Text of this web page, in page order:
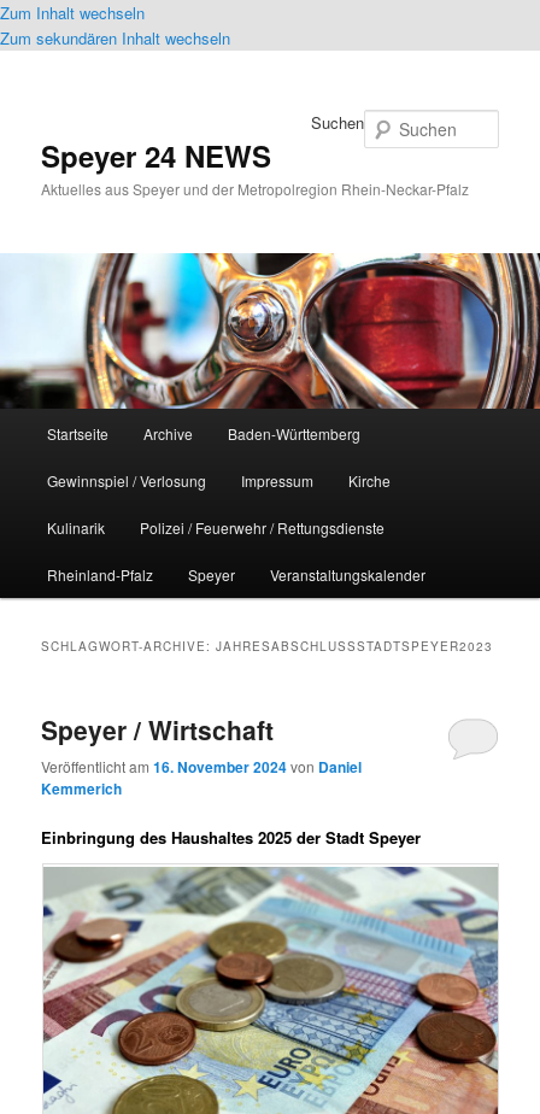
Zum Inhalt wechseln
Zum sekundären Inhalt wechseln
Speyer 24 NEWS
Aktuelles aus Speyer und der Metropolregion Rhein-Neckar-Pfalz
Suchen
Startseite Archive Baden-Württemberg
Gewinnspiel / Verlosung Impressum Kirche
Kulinarik Polizei / Feuerwehr / Rettungsdienste
Rheinland-Pfalz Speyer Veranstaltungskalender
SCHLAGWORT-ARCHIVE:JAHRESABSCHLUSSSTADTSPEYER2023
Speyer / Wirtschaft
Veröffentlicht am16. November 2024von Daniel
Kemmerich
Einbringung des Haushaltes 2025 der Stadt Speyer